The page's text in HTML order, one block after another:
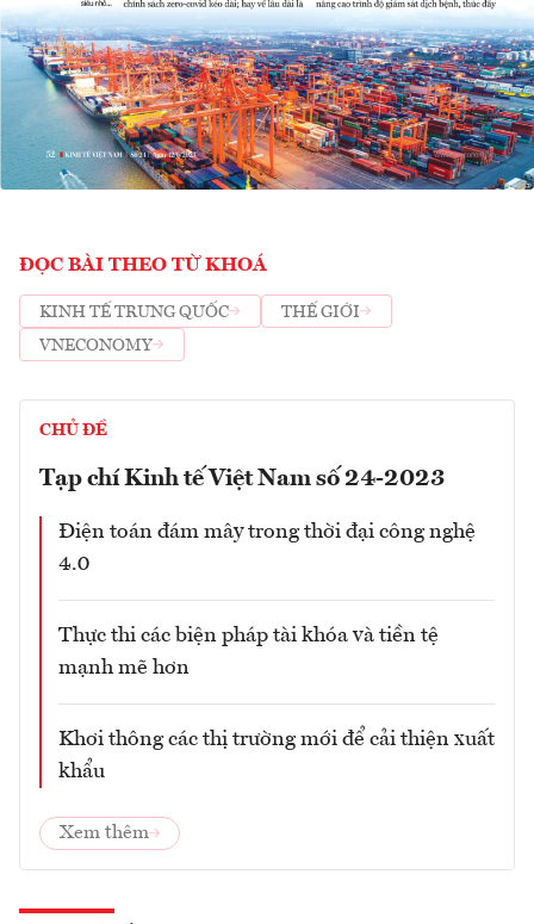
ĐỌC BÀI THEO TỪ KHOÁ
KINH TẾ TRUNG QUỐC
THẾ GIỚI
VNECONOMY
CHỦ ĐỀ
Tạp chí Kinh tế Việt Nam số 24-2023
Điện toán đám mây trong thời đại công nghệ
4.0
Thực thi các biện pháp tài khóa và tiền tệ
mạnh mẽ hơn
Khơi thông các thị trường mới để cải thiện xuất
khẩu
Xem thêm